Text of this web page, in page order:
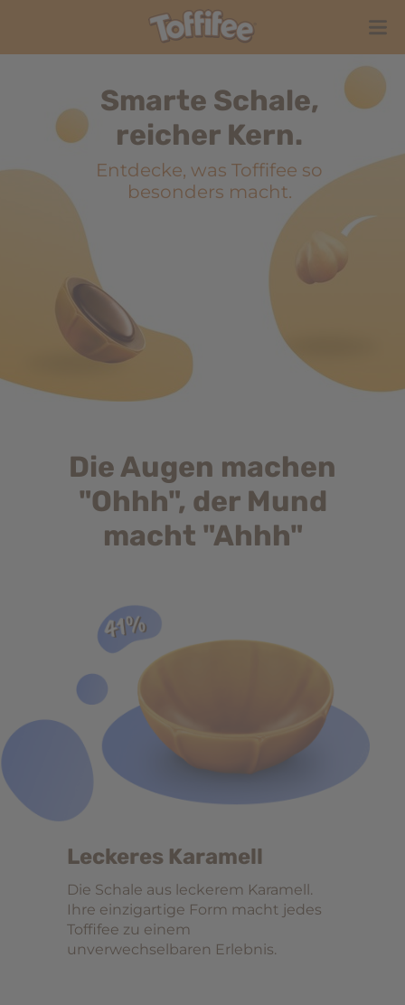
Smarte Schale,
reicher Kern.
Entdecke, was Toffifee so
besonders macht.
Die Augen machen
"Ohhh", der Mund
macht "Ahhh"
Leckeres Karamell
Die Schale aus leckerem Karamell.
Ihre einzigartige Form macht jedes
Toffifee zu einem
unverwechselbaren Erlebnis.